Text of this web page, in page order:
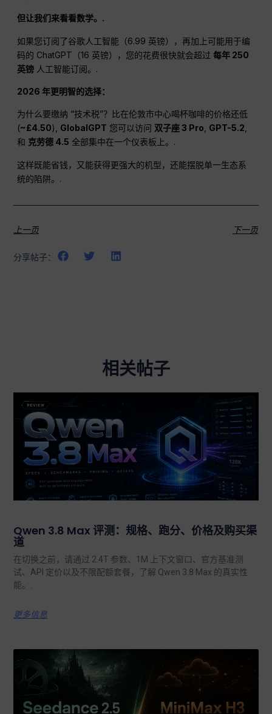
但让我们来看看数学。.
如果您订阅了谷歌人工智能（6.99 英镑），再加上可能用于编
码的 ChatGPT（16 英镑），您的花费很快就会超过每年 250
英镑 人工智能订阅。.
2026 年更明智的选择：
为什么要缴纳 “技术税”？比在伦敦市中心喝杯咖啡的价格还低
(~£4.50), GlobalGPT 您可以访问 双子座 3 Pro, GPT-5.2,
和 克劳德 4.5 全部集中在一个仪表板上。.
这样既能省钱，又能获得更强大的机型，还能摆脱单一生态系
统的陷阱。.
上一页 下一页
分享帖子：
相关帖子
Qwen 3.8 Max 评测：规格、跑分、价格及购买渠
道
在切换之前，请通过 2.4T 参数、1M 上下文窗口、官方基准测
试、API 定价以及不限配额套餐，了解 Qwen 3.8 Max 的真实性
能。.
更多信息